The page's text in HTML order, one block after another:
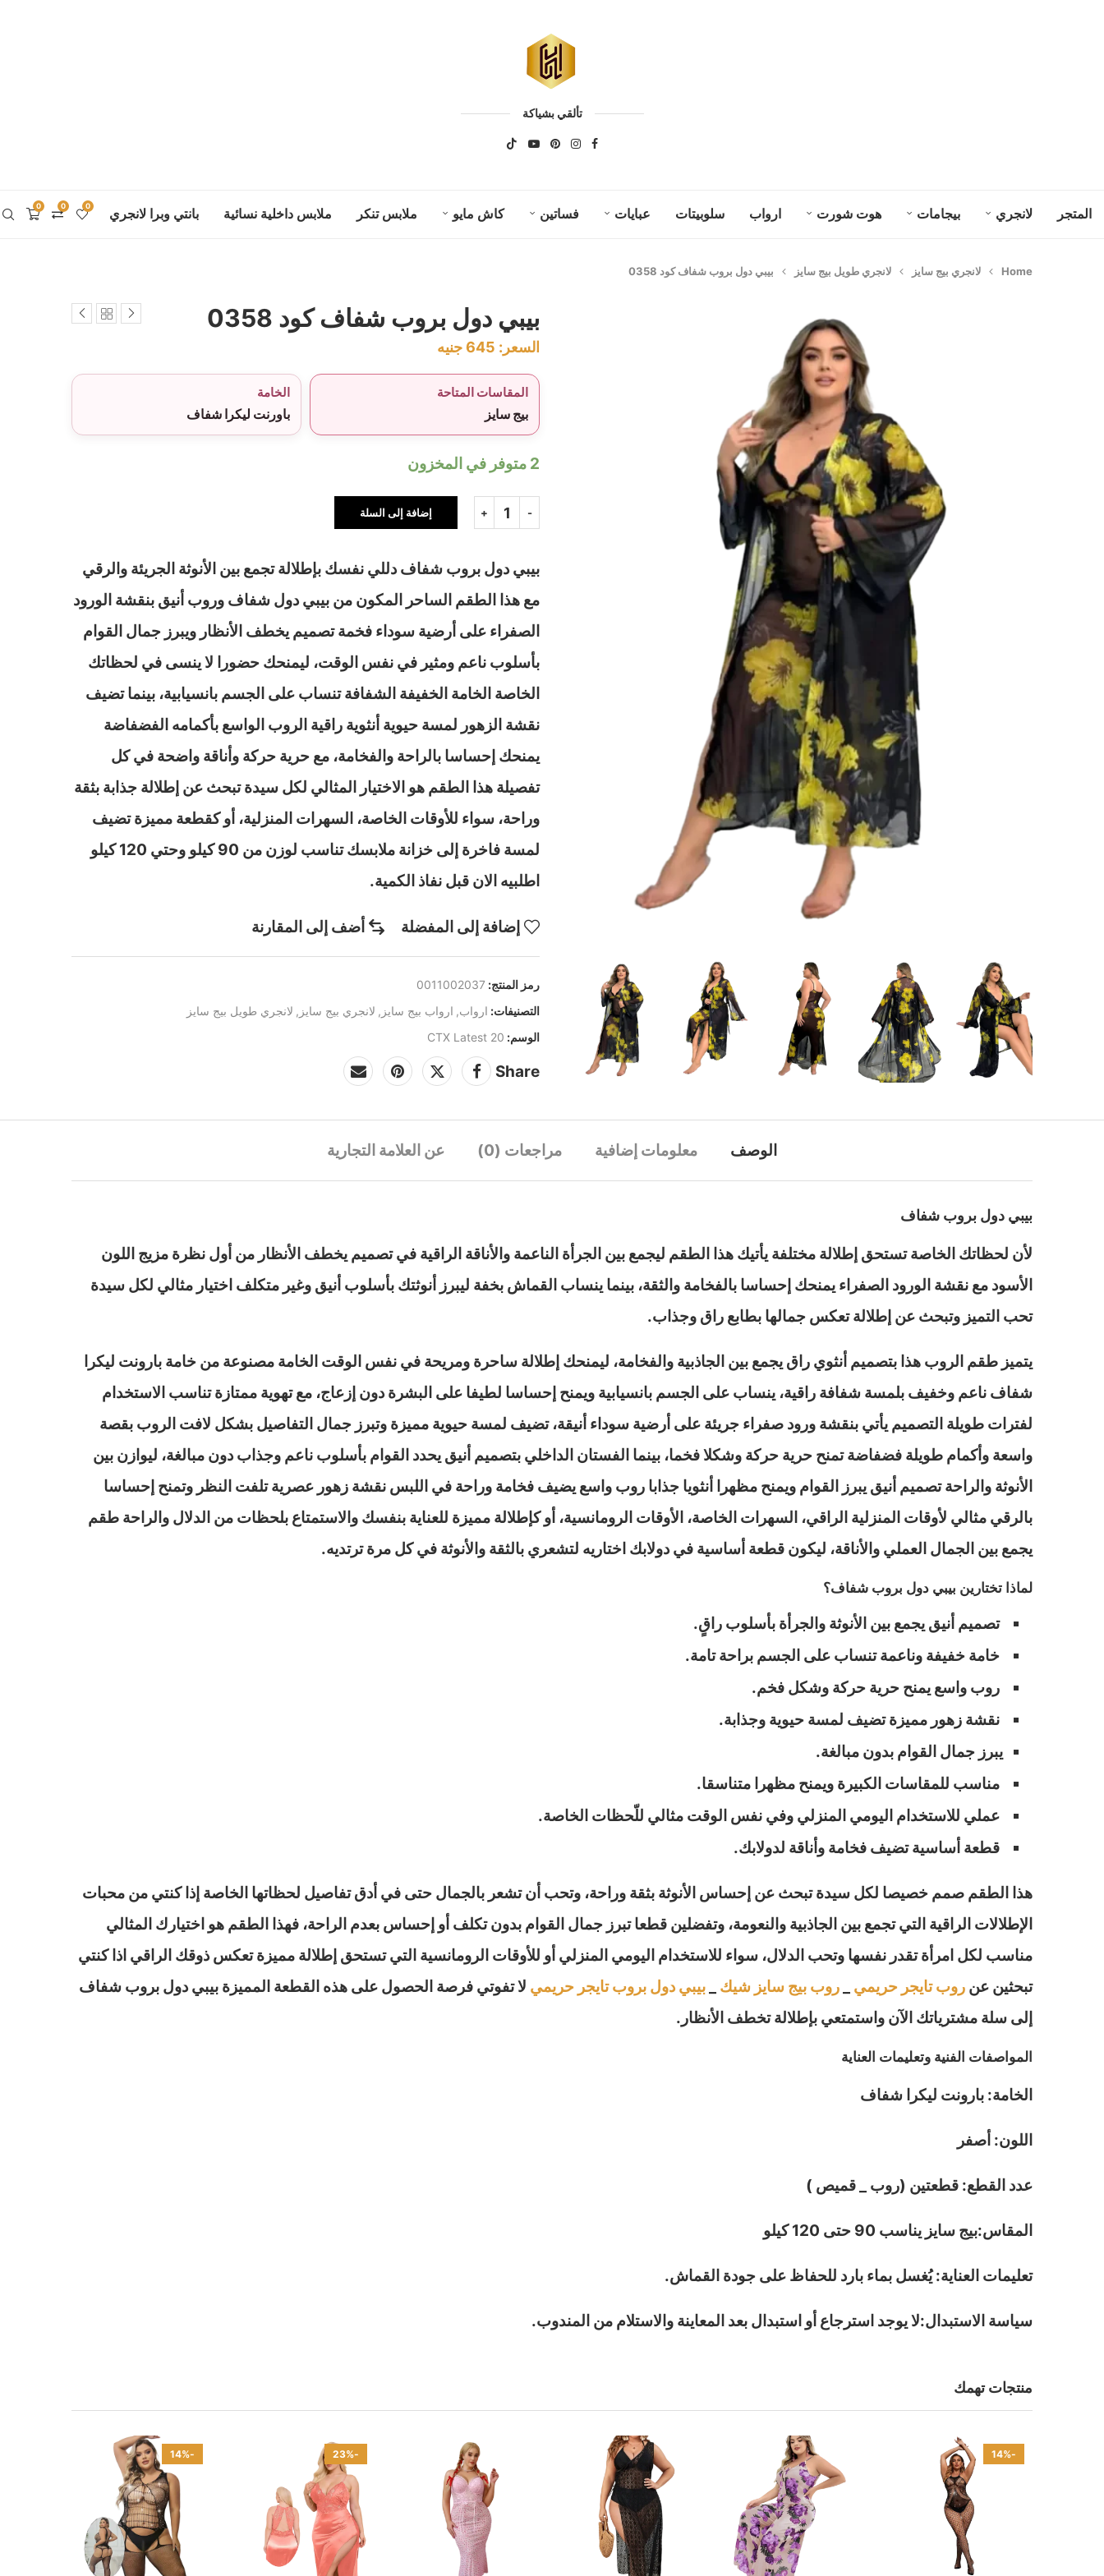
تألقي بشياكة
المتجر لانجري بيجامات هوت شورت ارواب سلوبيتات عبايات فساتين كاش مايو ملابس تنكر ملابس داخلية نسائية بانتي وبرا لانجري 0 0 0
Home لانجري بيج سايز لانجري طويل بيج سايز بيبي دول بروب شفاف كود 0358
بيبي دول بروب شفاف كود 0358
السعر: 645جنيه
المقاسات المتاحة
بيج سايز
الخامة
باورنت ليكرا شفاف
2 متوفر في المخزون
إضافة إلى السلة
بيبي دول بروب شفاف دللي نفسك بإطلالة تجمع بين الأنوثة الجريئة والرقي
مع هذا الطقم الساحر المكون من بيبي دول شفاف وروب أنيق بنقشة الورود
الصفراء على أرضية سوداء فخمة تصميم يخطف الأنظار ويبرز جمال القوام
بأسلوب ناعم ومثير في نفس الوقت، ليمنحك حضورا لا ينسى في لحظاتك
الخاصة الخامة الخفيفة الشفافة تنساب على الجسم بانسيابية، بينما تضيف
نقشة الزهور لمسة حيوية أنثوية راقية الروب الواسع بأكمامه الفضفاضة
يمنحك إحساسا بالراحة والفخامة، مع حرية حركة وأناقة واضحة في كل
تفصيلة هذا الطقم هو الاختيار المثالي لكل سيدة تبحث عن إطلالة جذابة بثقة
وراحة، سواء للأوقات الخاصة، السهرات المنزلية، أو كقطعة مميزة تضيف
لمسة فاخرة إلى خزانة ملابسك تناسب لوزن من 90 كيلو وحتي 120 كيلو
اطلبيه الان قبل نفاذ الكمية.
إضافة إلى المفضلة أضف إلى المقارنة
رمز المنتج: 0011002037
التصنيفات: ارواب, ارواب بيج سايز , لانجري بيج سايز , لانجري طويل بيج سايز
الوسم: CTX Latest 20
Share
الوصف معلومات إضافية مراجعات (0) عن العلامة التجارية
بيبي دول بروب شفاف
لأن لحظاتك الخاصة تستحق إطلالة مختلفة يأتيك هذا الطقم ليجمع بين الجرأة الناعمة والأناقة الراقية في تصميم يخطف الأنظار من أول نظرة مزيج اللون
الأسود مع نقشة الورود الصفراء يمنحك إحساسا بالفخامة والثقة، بينما ينساب القماش بخفة ليبرز أنوثتك بأسلوب أنيق وغير متكلف اختيار مثالي لكل سيدة
تحب التميز وتبحث عن إطلالة تعكس جمالها بطابع راق وجذاب.
يتميز طقم الروب هذا بتصميم أنثوي راق يجمع بين الجاذبية والفخامة، ليمنحك إطلالة ساحرة ومريحة في نفس الوقت الخامة مصنوعة من خامة بارونت ليكرا
شفاف ناعم وخفيف بلمسة شفافة راقية، ينساب على الجسم بانسيابية ويمنح إحساسا لطيفا على البشرة دون إزعاج، مع تهوية ممتازة تناسب الاستخدام
لفترات طويلة التصميم يأتي بنقشة ورود صفراء جريئة على أرضية سوداء أنيقة، تضيف لمسة حيوية مميزة وتبرز جمال التفاصيل بشكل لافت الروب بقصة
واسعة وأكمام طويلة فضفاضة تمنح حرية حركة وشكلا فخما، بينما الفستان الداخلي بتصميم أنيق يحدد القوام بأسلوب ناعم وجذاب دون مبالغة، ليوازن بين
الأنوثة والراحة تصميم أنيق يبرز القوام ويمنح مظهرا أنثويا جذابا روب واسع يضيف فخامة وراحة في اللبس نقشة زهور عصرية تلفت النظر وتمنح إحساسا
بالرقي مثالي لأوقات المنزلية الراقي، السهرات الخاصة، الأوقات الرومانسية، أو كإطلالة مميزة للعناية بنفسك والاستمتاع بلحظات من الدلال والراحة طقم
يجمع بين الجمال العملي والأناقة، ليكون قطعة أساسية في دولابك اختاريه لتشعري بالثقة والأنوثة في كل مرة ترتديه.
لماذا تختارين بيبي دول بروب شفاف؟
تصميم أنيق يجمع بين الأنوثة والجرأة بأسلوب راقٍ.
خامة خفيفة وناعمة تنساب على الجسم براحة تامة.
روب واسع يمنح حرية حركة وشكل فخم.
نقشة زهور مميزة تضيف لمسة حيوية وجذابة.
يبرز جمال القوام بدون مبالغة.
مناسب للمقاسات الكبيرة ويمنح مظهرا متناسقا.
عملي للاستخدام اليومي المنزلي وفي نفس الوقت مثالي للّحظات الخاصة.
قطعة أساسية تضيف فخامة وأناقة لدولابك.
هذا الطقم صمم خصيصا لكل سيدة تبحث عن إحساس الأنوثة بثقة وراحة، وتحب أن تشعر بالجمال حتى في أدق تفاصيل لحظاتها الخاصة إذا كنتي من محبات
الإطلالات الراقية التي تجمع بين الجاذبية والنعومة، وتفضلين قطعا تبرز جمال القوام بدون تكلف أو إحساس بعدم الراحة، فهذا الطقم هو اختيارك المثالي
مناسب لكل امرأة تقدر نفسها وتحب الدلال، سواء للاستخدام اليومي المنزلي أو للأوقات الرومانسية التي تستحق إطلالة مميزة تعكس ذوقك الراقي اذا كنتي
تبحثين عن روب تايجر حريمي روب بيج سايز شيك بيبي دول بروب تايجر حريمي لا تفوتي فرصة الحصول على هذه القطعة المميزة بيبي دول بروب شفاف
إلى سلة مشترياتك الآن واستمتعي بإطلالة تخطف الأنظار.
المواصفات الفنية وتعليمات العناية
الخامة: بارونت ليكرا شفاف
اللون: أصفر
عدد القطع: قطعتين (روب _ قميص )
المقاس:بيج سايز يناسب 90 حتى 120 كيلو
تعليمات العناية: يُغسل بماء بارد للحفاظ على جودة القماش.
سياسة الاستبدال:لا يوجد استرجاع أو استبدال بعد المعاينة والاستلام من المندوب.
منتجات تهمك
-14%
-23%
-14%